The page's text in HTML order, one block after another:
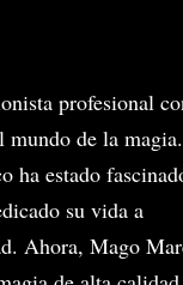
profesional
de la
ha estado
su vida a
Ahora, Mago